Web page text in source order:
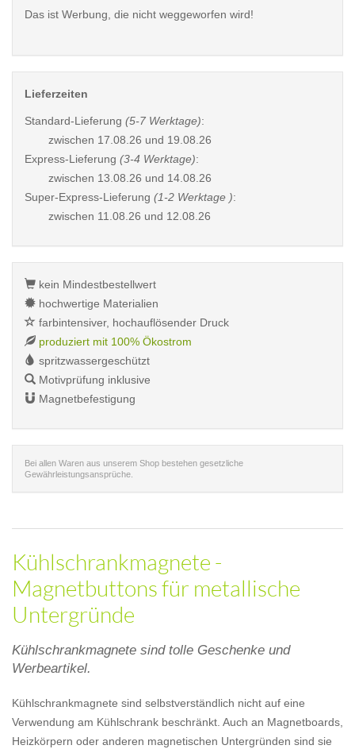
Das ist Werbung, die nicht weggeworfen wird!
Lieferzeiten
Standard-Lieferung (5-7 Werktage):
zwischen 17.08.26 und 19.08.26
Express-Lieferung (3-4 Werktage):
zwischen 13.08.26 und 14.08.26
Super-Express-Lieferung (1-2 Werktage ):
zwischen 11.08.26 und 12.08.26
kein Mindestbestellwert
hochwertige Materialien
farbintensiver, hochauflösender Druck
produziert mit 100% Ökostrom
spritzwassergeschützt
Motivprüfung inklusive
Magnetbefestigung
Bei allen Waren aus unserem Shop bestehen gesetzliche
Gewährleistungsansprüche.
Kühlschrankmagnete -
Magnetbuttons für metallische
Untergründe
Kühlschrankmagnete sind tolle Geschenke und
Werbeartikel.
Kühlschrankmagnete sind selbstverständlich nicht auf eine
Verwendung am Kühlschrank beschränkt. Auch an Magnetboards,
Heizkörpern oder anderen magnetischen Untergründen sind sie